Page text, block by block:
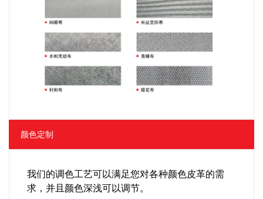
颜色定制
我们的调色工艺可以满足您对各种颜色皮革的需
求，并且颜色深浅可以调节。